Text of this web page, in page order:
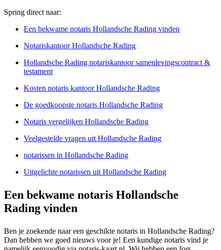
Spring direct naar:
Een bekwame notaris Hollandsche Rading vinden
Notariskantoor Hollandsche Rading
Hollandsche Rading notariskantoor samenlevingscontract &
testament
Kosten notaris kantoor Hollandsche Rading
De goedkoopste notaris Hollandsche Rading
Notaris vergelijken Hollandsche Rading
Veelgestelde vragen uit Hollandsche Rading
notarissen in Hollandsche Rading
Uitgelichte notarissen uit Hollandsche Rading
Een bekwame notaris Hollandsche
Rading vinden
Ben je zoekende naar een geschikte notaris in Hollandsche Rading?
Dan hebben we goed nieuws voor je! Een kundige notaris vind je